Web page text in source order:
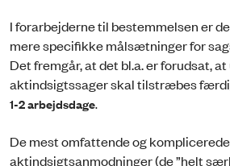
I forarbejderne til bestemmelsen er
mere specifikke målsætninger for
Det fremgår, at det bl.a. er forudsat,
aktindsigtssager skal tilstræbes
1-2 arbejdsdage.
De mest omfattende og komplicerede
aktindsigtsanmodninger (de ”helt